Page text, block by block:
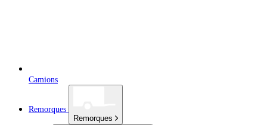
Camions
Remorques
Remorques